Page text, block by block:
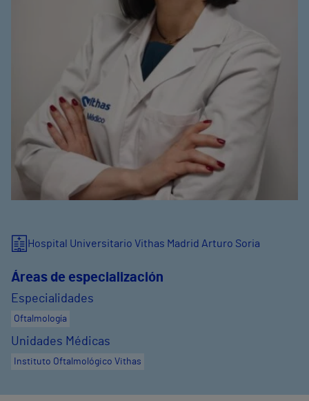
Hospital Universitario Vithas Madrid Arturo Soria
Áreas de especialización
Especialidades
Oftalmología
Unidades Médicas
Instituto Oftalmológico Vithas